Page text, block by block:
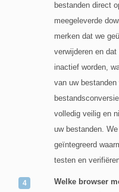
bestanden direct
meegeleverde
merken dat we
verwijderen en
inactief worden,
van uw bestanden
volledig veilig en
uw bestanden.
geïntegreerd
testen en
Welke browser